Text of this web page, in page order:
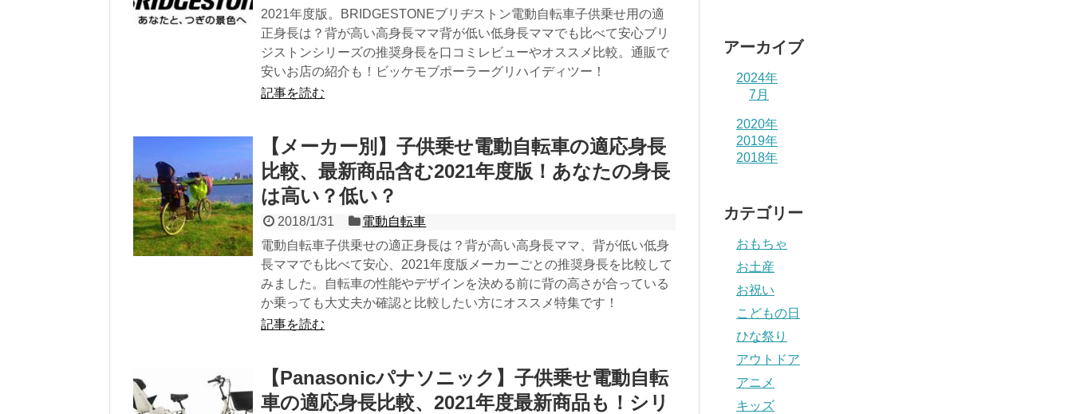
2021年度版。BRIDGESTONEブリヂストン電動自転車子供乗せ用の適
正身長は？背が高い高身長ママ背が低い低身長ママでも比べて安心ブリ
ジストンシリーズの推奨身長を口コミレビューやオススメ比較。通販で
安いお店の紹介も！ビッケモブポーラーグリハイディツー！
記事を読む
【メーカー別】子供乗せ電動自転車の適応身長
比較、最新商品含む2021年度版！あなたの身長
は高い？低い？
2018/1/31
電動自転車
電動自転車子供乗せの適正身長は？背が高い高身長ママ、背が低い低身
長ママでも比べて安心、2021年度版メーカーごとの推奨身長を比較して
みました。自転車の性能やデザインを決める前に背の高さが合っている
か乗っても大丈夫か確認と比較したい方にオススメ特集です！
記事を読む
【Panasonicパナソニック】子供乗せ電動自転
車の適応身長比較、2021年度最新商品も！シリ
アーカイブ
2024年
7月
2020年
2019年
2018年
カテゴリー
おもちゃ
お土産
お祝い
こどもの日
ひな祭り
アウトドア
アニメ
キッズ